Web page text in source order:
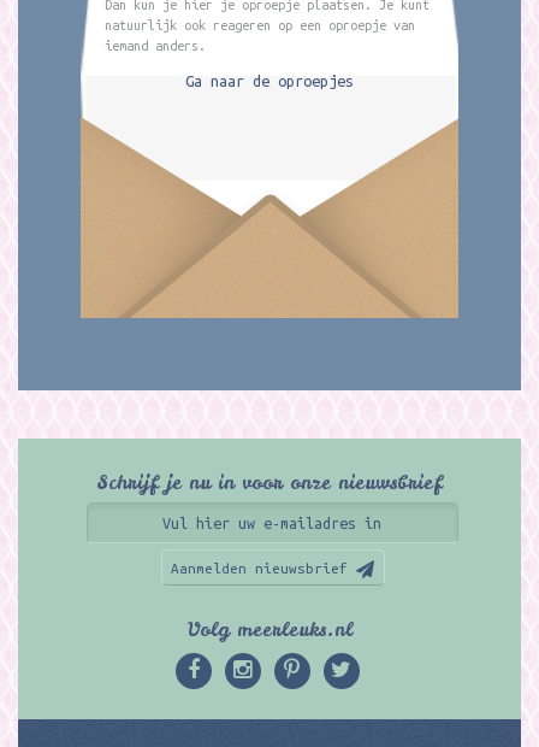
Dan kun je hier je oproepje plaatsen. Je kunt
natuurlijk ook reageren op een oproepje van
iemand anders.
Ga naar de oproepjes
Schrijf je nu in voor onze nieuwsbrief
Aanmelden nieuwsbrief
Volg meerleuks.nl